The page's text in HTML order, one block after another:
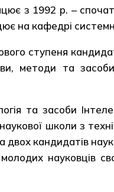
з 1992 р. –
на кафедрі
ступеня
методи та
та засоби
школи з
кандидатів
науковців